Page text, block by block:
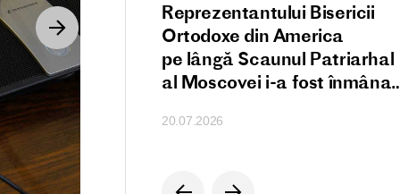
Sale
către
Patriarh
al X-lea în
atacul
asupra
Skalbia
Reprezentantului Bisericii
Ortodoxe din America
pe lângă Scaunul Patriarhal
al Moscovei i-a fost înmânat
Serghie de Radonej”
20.07.2026